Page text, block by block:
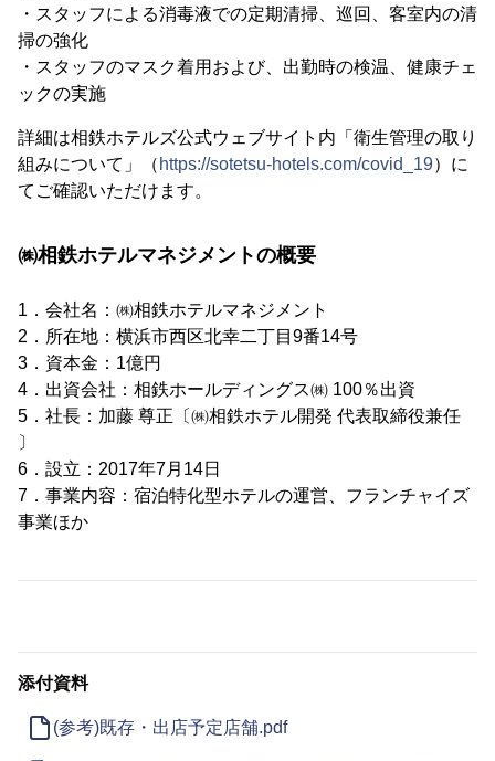
・スタッフによる消毒液での定期清掃、巡回、客室内の清
掃の強化
・スタッフのマスク着用および、出勤時の検温、健康チェ
ックの実施
詳細は相鉄ホテルズ公式ウェブサイト内「衛生管理の取り
組みについて」（ https://sotetsu-hotels.com/covid_19）に
てご確認いただけます。
㈱相鉄ホテルマネジメントの概要
1．会社名：㈱相鉄ホテルマネジメント
2．所在地：横浜市西区北幸二丁目9番14号
3．資本金：1億円
4．出資会社：相鉄ホールディングス㈱ 100％出資
5．社長：加藤 尊正〔㈱相鉄ホテル開発 代表取締役兼任
〕
6．設立：2017年7月14日
7．事業内容：宿泊特化型ホテルの運営、フランチャイズ
事業ほか
添付資料
(参考)既存・出店予定店舗.pdf